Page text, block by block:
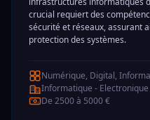
crucial requiert des
sécurité et réseaux, assurant
protection des systèmes.
Numérique, Digital,
Informatique -
De 2500 à 5000 €